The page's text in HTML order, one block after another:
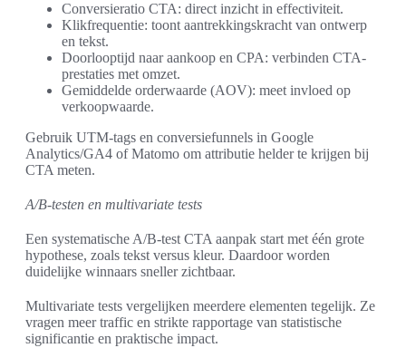
Conversieratio CTA: direct inzicht in effectiviteit.
Klikfrequentie: toont aantrekkingskracht van ontwerp
en tekst.
Doorlooptijd naar aankoop en CPA: verbinden CTA-
prestaties met omzet.
Gemiddelde orderwaarde (AOV): meet invloed op
verkoopwaarde.
Gebruik UTM-tags en conversiefunnels in Google
Analytics/GA4 of Matomo om attributie helder te krijgen bij
CTA meten.
A/B-testen en multivariate tests
Een systematische A/B-test CTA aanpak start met één grote
hypothese, zoals tekst versus kleur. Daardoor worden
duidelijke winnaars sneller zichtbaar.
Multivariate tests vergelijken meerdere elementen tegelijk. Ze
vragen meer traffic en strikte rapportage van statistische
significantie en praktische impact.